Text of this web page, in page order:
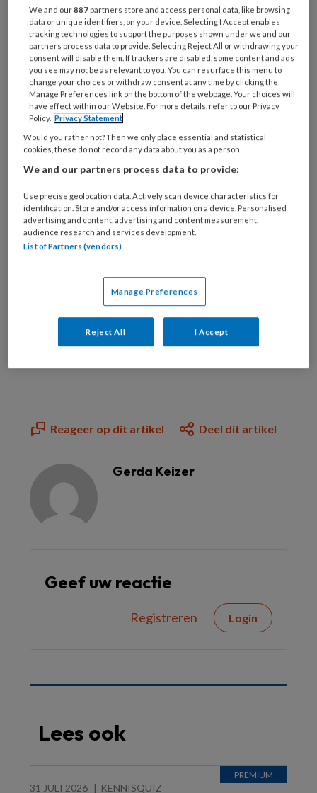
ervaren. Als je ergens naar uitkijkt, lijkt
de tijd soms lang te duren, maar als je
terugkijkt is die tijd in een flits
voorbijgegaan. Dat ervaar ik ook in mijn
werk als ik aan het eind van een
consult een nieuwe afspraak plan voor
bijvoorbeeld drie maanden later.
Reageer op dit artikel Deel dit artikel
Gerda Keizer
Geef uw reactie
Registreren Login
Lees ook
31 JULI 2026 KENNISQUIZ
We and our887 partners store and access personal data, like browsing
data or unique identifiers, on your device. Selecting I Accept enables
tracking technologies to support the purposes shown under we and our
partners process data to provide. Selecting Reject All or withdrawing your
consent will disable them. If trackers are disabled, some content and ads
you see may not be as relevant to you. You can resurface this menu to
change your choices or withdraw consent at any time by clicking the
Manage Preferences link on the bottom of the webpage. Your choices will
have effect within our Website. For more details, refer to our Privacy
Policy. Privacy Statement
Would you rather not? Then we only place essential and statistical
cookies, these do not record any data about you as a person
We and our partners process data to provide:
Use precise geolocation data. Actively scan device characteristics for
identification. Store and/or access information on a device. Personalised
advertising and content, advertising and content measurement,
audience research and services development.
List of Partners (vendors)
Manage Preferences
Reject All I Accept